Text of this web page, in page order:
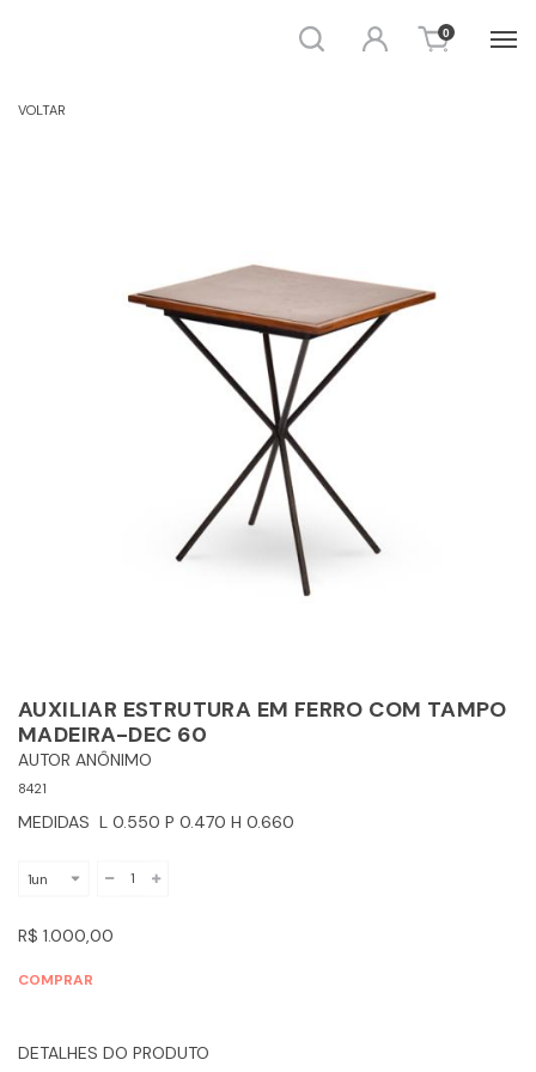
Busca Entrar 0
VOLTAR
AUXILIAR ESTRUTURA EM FERRO COM TAMPO
MADEIRA-DEC 60
AUTOR ANÔNIMO
8421
MEDIDAS L 0.550 P 0.470 H 0.660
R$ 1.000,00
COMPRAR
DETALHES DO PRODUTO